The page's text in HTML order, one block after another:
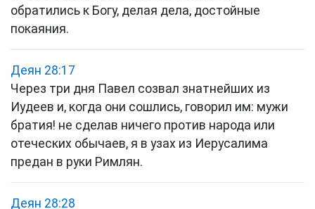
обратились к Богу, делая дела, достойные
покаяния.
Деян 28:17
Через три дня Павел созвал знатнейших из
Иудеев и, когда они сошлись, говорил им: мужи
братия! не сделав ничего против народа или
отеческих обычаев, я в узах из Иерусалима
предан в руки Римлян.
Деян 28:28